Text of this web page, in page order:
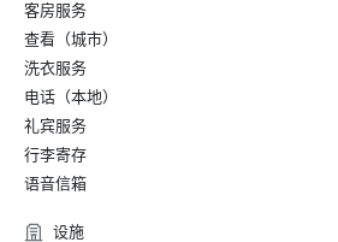
客房服务
查看（城市）
洗衣服务
电话（本地）
礼宾服务
行李寄存
语音信箱
设施